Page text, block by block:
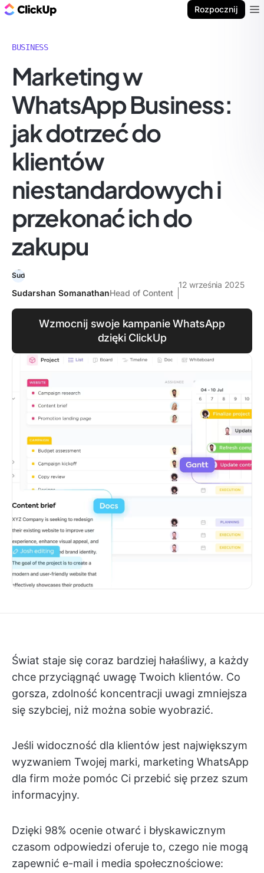
Rozpocznij
BUSINESS
Marketing w
WhatsApp Business:
jak dotrzeć do
klientów
niestandardowych i
przekonać ich do
zakupu
Sudarshan SomanathanHead of Content
12 września 2025
Wzmocnij swoje kampanie WhatsApp
dzięki ClickUp
Świat staje się coraz bardziej hałaśliwy, a każdy
chce przyciągnąć uwagę Twoich klientów. Co
gorsza, zdolność koncentracji uwagi zmniejsza
się szybciej, niż można sobie wyobrazić.
Jeśli widoczność dla klientów jest największym
wyzwaniem Twojej marki, marketing WhatsApp
dla firm może pomóc Ci przebić się przez szum
informacyjny.
Dzięki 98% ocenie otwarć i błyskawicznym
czasom odpowiedzi oferuje to, czego nie mogą
zapewnić e-mail i media społecznościowe: